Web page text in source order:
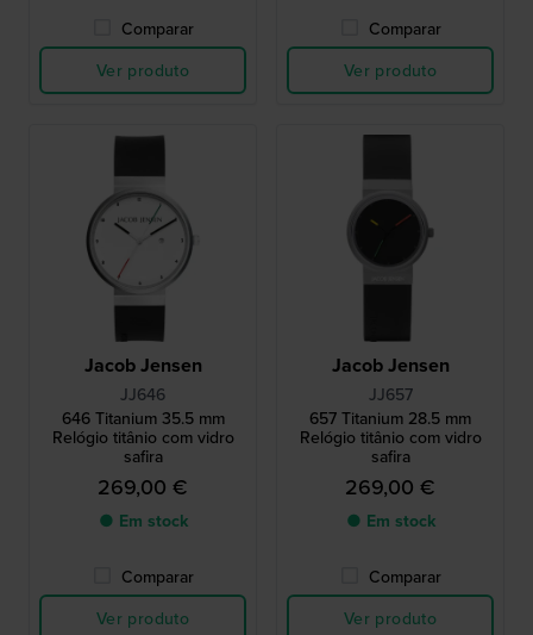
Comparar
Ver produto
Comparar
Ver produto
Jacob Jensen
JJ646
646 Titanium 35.5 mm
Relógio titânio com vidro
safira
269,00 €
● Em stock
Comparar
Ver produto
Jacob Jensen
JJ657
657 Titanium 28.5 mm
Relógio titânio com vidro
safira
269,00 €
● Em stock
Comparar
Ver produto